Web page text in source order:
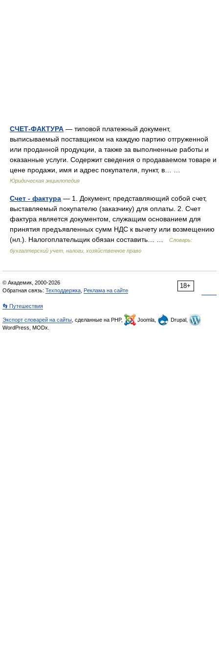
СЧЕТ-ФАКТУРА — типовой платежный документ,
выписываемый поставщиком на каждую партию отгруженной
или проданной продукции, а также за выполненные работы и
оказанные услуги. Содержит сведения о продаваемом товаре и
цене продажи, имя и адрес покупателя, пункт, в… …
Юридическая энциклопедия
Счет - фактура — 1. Документ, представляющий собой счет,
выставляемый покупателю (заказчику) для оплаты. 2. Счет
фактура является документом, служащим основанием для
принятия предъявленных сумм НДС к вычету или возмещению
(нл.). Налогоплательщик обязан составить… …
Словарь:
бухгалтерский учет, налоги, хозяйственное право
18+
© Академик, 2000-2026
Обратная связь: Техподдержка Реклама на сайте
👣 Путешествия
Экспорт словарей на сайты , сделанные на PHP, Joomla,
Drupal,
WordPress, MODx.